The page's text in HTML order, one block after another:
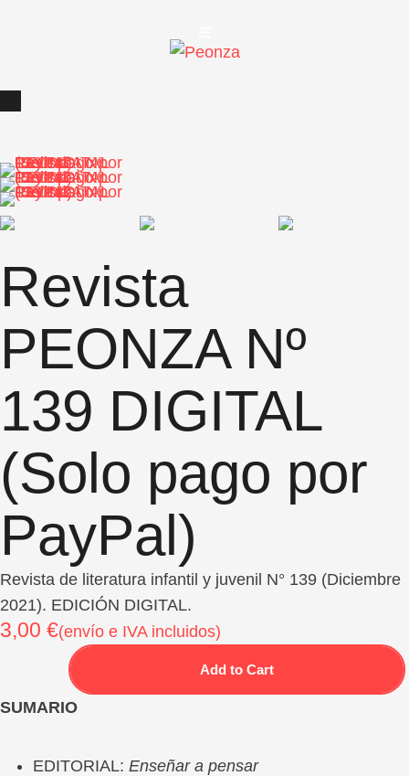
Revista
PEONZA Nº
139 DIGITAL
(Solo pago por
PayPal)
Revista de literatura infantil y juvenil N° 139 (Diciembre
2021). EDICIÓN DIGITAL.
3,00 €(envío e IVA incluidos)
Add to Cart
SUMARIO
EDITORIAL: Enseñar a pensar